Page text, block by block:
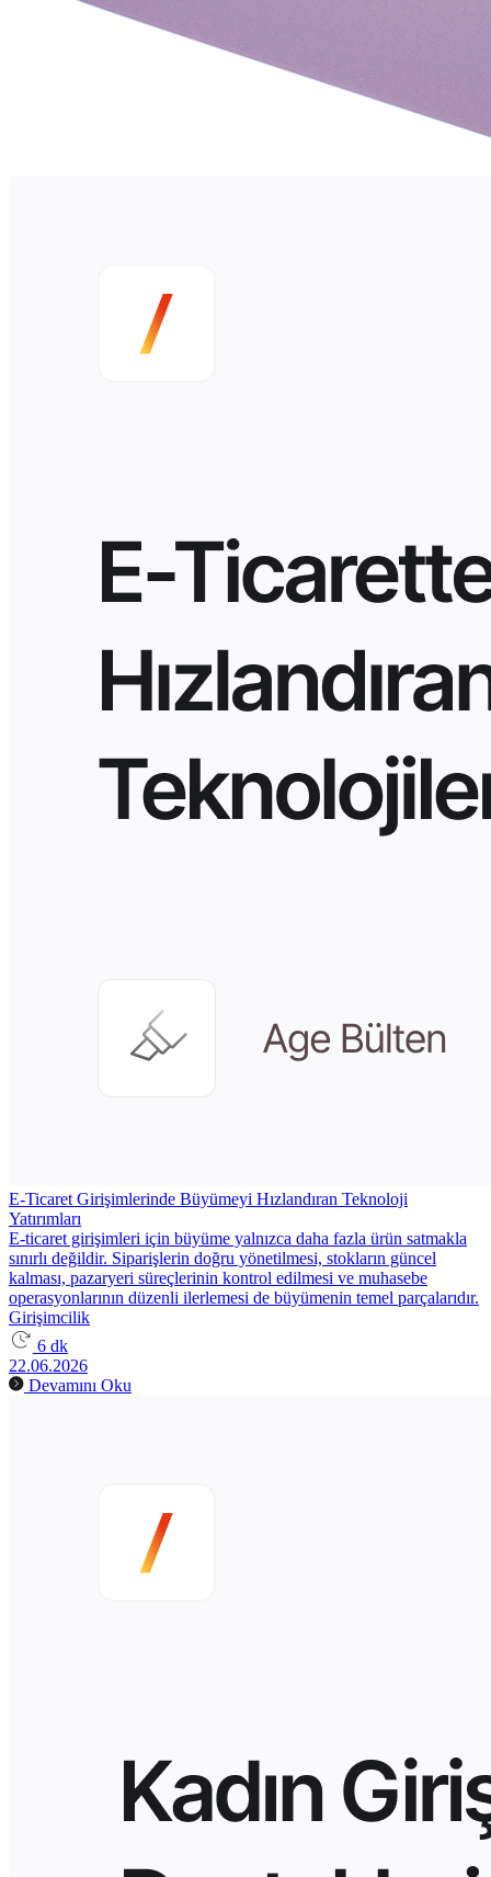
E-Ticaret Girişimlerinde Büyümeyi Hızlandıran Teknoloji
Yatırımları
E-ticaret girişimleri için büyüme yalnızca daha fazla ürün satmakla
sınırlı değildir. Siparişlerin doğru yönetilmesi, stokların güncel
kalması, pazaryeri süreçlerinin kontrol edilmesi ve muhasebe
operasyonlarının düzenli ilerlemesi de büyümenin temel parçalarıdır.
Girişimcilik
6 dk
22.06.2026
Devamını Oku